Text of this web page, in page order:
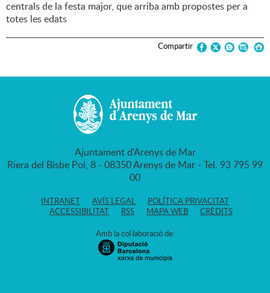
centrals de la festa major, que arriba amb propostes per a
totes les edats
Compartir
Ajuntament d'Arenys de Mar
Riera del Bisbe Pol, 8 - 08350 Arenys de Mar - Tel. 93 795 99
00
INTRANET AVÍS LEGAL
POLÍTICA PRIVACITAT
ACCESSIBILITAT
RSS MAPA WEB CRÈDITS
Amb la col·laboració de: